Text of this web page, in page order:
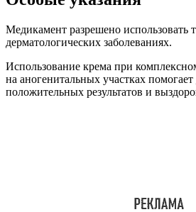
Медикамент разрешено использовать
дерматологических заболеваниях.
Использование крема при
на аногенитальных участках
положительных результатов и